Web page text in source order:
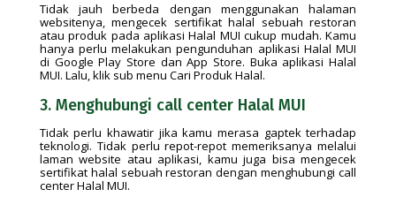
Tidak jauh berbeda dengan menggunakan halaman
websitenya, mengecek sertifikat halal sebuah restoran
atau produk pada aplikasi Halal MUI cukup mudah. Kamu
hanya perlu melakukan pengunduhan aplikasi Halal MUI
di Google Play Store dan App Store. Buka aplikasi Halal
MUI. Lalu, klik sub menu Cari Produk Halal.
3. Menghubungi call center Halal MUI
Tidak perlu khawatir jika kamu merasa gaptek terhadap
teknologi. Tidak perlu repot-repot memeriksanya melalui
laman website atau aplikasi, kamu juga bisa mengecek
sertifikat halal sebuah restoran dengan menghubungi call
center Halal MUI.